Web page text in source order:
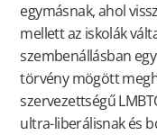
egymásnak, ahol
mellett az iskolák
szembenállásban
törvény mögött
szervezettségű
ultra-liberálisnak és